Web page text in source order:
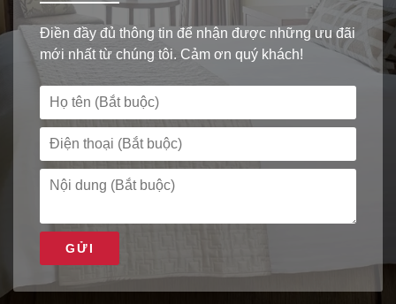
Điền đầy đủ thông tin để nhận được những ưu đãi
mới nhất từ chúng tôi. Cảm ơn quý khách!
GỬI